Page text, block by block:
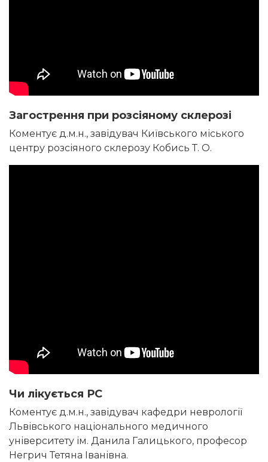
Загострення при розсіяному склерозі
Коментує д.м.н., завідувач Київського міського
центру розсіяного склерозу Кобись Т. О.
Чи лікується РС
Коментує д.м.н., завідувач кафедри неврології
Львівського національного медичного
університету ім. Данила Галицького, професор
Негрич Тетяна Іванівна.